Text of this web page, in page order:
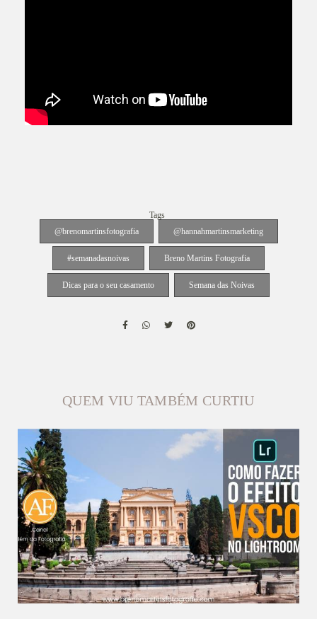
Tags
@brenomartinsfotografia
@hannahmartinsmarketing
#semanadasnoivas Breno Martins Fotografia
Dicas para o seu casamento Semana das Noivas
QUEM VIU TAMBÉM CURTIU